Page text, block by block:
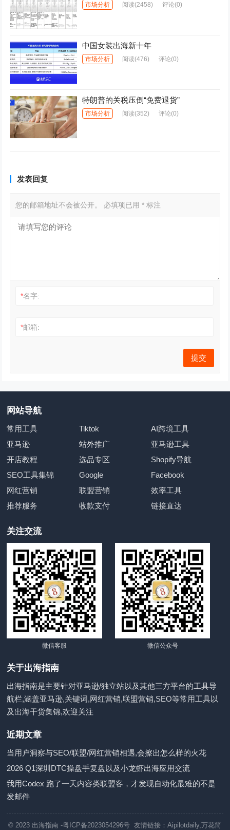
市场分析 阅读(2458) 评论(0)
中国女装出海新十年
市场分析 阅读(476) 评论(0)
特朗普的关税压倒“免费退货”
市场分析 阅读(352) 评论(0)
发表回复
您的邮箱地址不会被公开。 必填项已用* 标注
*名字:
*邮箱:
网站导航
常用工具 Tiktok
AI跨境工具
亚马逊
站外推广
亚马逊工具
开店教程
选品专区
Shopify导航
SEO工具集锦
Google
Facebook
网红营销
联盟营销
效率工具
推荐服务
收款支付 链接直达
关注交流
微信客服 微信公众号
关于出海指南
出海指南是主要针对亚马逊/独立站以及其他三方平台的工具导
航栏,涵盖亚马逊,关键词,网红营销,联盟营销,SEO等常用工具以
及出海干货集锦,欢迎关注
近期文章
当用户洞察与SEO/联盟/网红营销相遇,会擦出怎么样的火花
2026 Q1深圳DTC操盘手复盘以及小龙虾出海应用交流
我用Codex 跑了一天内容类联盟客，才发现自动化最难的不是
发邮件
© 2023 出海指南 -粤ICP备2023054296号 友情链接：Aipilotdaily,万花筒